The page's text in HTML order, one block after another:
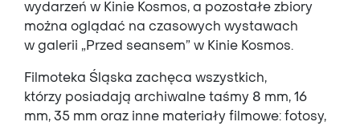
wydarzeń w Kinie Kosmos, a pozostałe zbiory
można oglądać na czasowych wystawach
w galerii „Przed seansem” w Kinie Kosmos.
Filmoteka Śląska zachęca wszystkich,
którzy posiadają archiwalne taśmy 8 mm, 16
mm, 35 mm oraz inne materiały filmowe: fotosy,